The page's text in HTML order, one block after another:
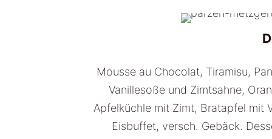
Mousse au Chocolat, Tiramisu,
Vanillesoße und Zimtsahne,
Apfelküchle mit Zimt, Bratapfel mit
Eisbuffet, versch. Gebäck.